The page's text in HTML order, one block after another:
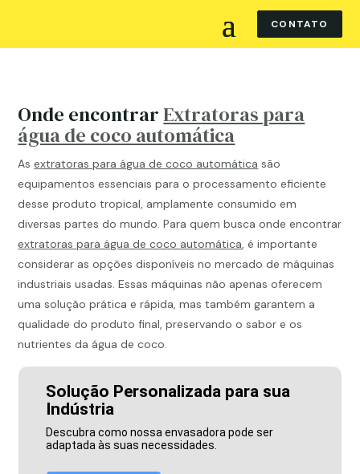
CONTATO
Onde encontrarExtratoras para
água de coco automática
Asextratoras para água de coco automática são
equipamentos essenciais para o processamento eficiente
desse produto tropical, amplamente consumido em
diversas partes do mundo. Para quem busca onde encontrar
extratoras para água de coco automática, é importante
considerar as opções disponíveis no mercado de máquinas
industriais usadas. Essas máquinas não apenas oferecem
uma solução prática e rápida, mas também garantem a
qualidade do produto final, preservando o sabor e os
nutrientes da água de coco.
Solução Personalizada para sua
Indústria
Descubra como nossa envasadora pode ser
adaptada às suas necessidades.